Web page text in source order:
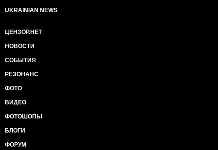
UKRAINIAN NEWS
ЦЕНЗОР.НЕТ
НОВОСТИ
СОБЫТИЯ
РЕЗОНАНС
ФОТО
ВИДЕО
ФОТОШОПЫ
БЛОГИ
ФОРУМ